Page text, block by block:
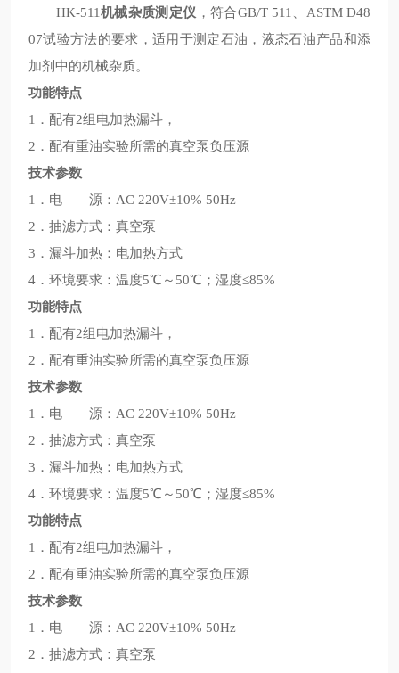
HK-511机械杂质测定仪 ，符合GB/T 511、ASTM D48
07试验方法的要求，适用于测定石油，液态石油产品和添
加剂中的机械杂质。
功能特点
1．配有2组电加热漏斗，
2．配有重油实验所需的真空泵负压源
技术参数
1．电 源：AC 220V±10% 50Hz
2．抽滤方式：真空泵
3．漏斗加热：电加热方式
4．环境要求：温度5℃～50℃；湿度≤85%
功能特点
1．配有2组电加热漏斗，
2．配有重油实验所需的真空泵负压源
技术参数
1．电 源：AC 220V±10% 50Hz
2．抽滤方式：真空泵
3．漏斗加热：电加热方式
4．环境要求：温度5℃～50℃；湿度≤85%
功能特点
1．配有2组电加热漏斗，
2．配有重油实验所需的真空泵负压源
技术参数
1．电 源：AC 220V±10% 50Hz
2．抽滤方式：真空泵